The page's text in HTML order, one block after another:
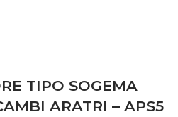
TIPO SOGEMA
ARATRI – APS5